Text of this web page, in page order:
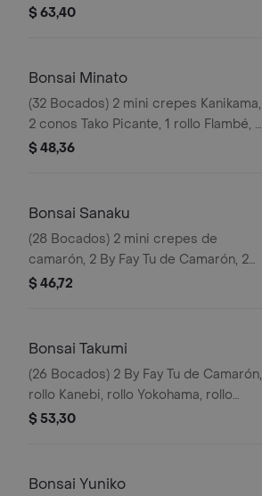
rollo california especial, 1 rollo anguila
maguro, 2 sushis toki de salmón, 2
$ 63,40
Bonsai Minato
(32 Bocados) 2 mini crepes Kanikama,
2 conos Tako Picante, 1 rollo Flambé, 1
rollo Aka Ebi, 1 rollo Atlantic, 4
hecho tataki, 2 sushi Toki Salmón y 2
$ 48,36
Bonsai Sanaku
(28 Bocados) 2 mini crepes de
camarón, 2 By Fay Tu de Camarón, 2
conos wantán de salmón ahumado, 1
rollo Cumbayá cubierto de masago, 4
Merito
$ 46,72
Bonsai Takumi
(26 Bocados) 2 By Fay Tu de Camarón,
rollo Kanebi, rollo Yokohama, rollo
Hokaido, rollo Kani Seaweed, 2 sushi
hecho tataki.
$ 53,30
Bonsai Yuniko